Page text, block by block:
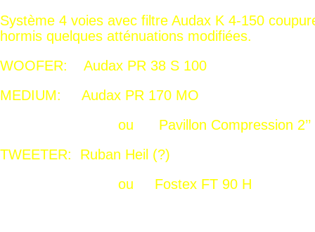
Système 4 voies avec filtre Audax K 4-150
hormis quelques atténuations modifiées.
WOOFER: Audax PR 38 S 100
MEDIUM: Audax PR 170 MO
ou Pavillon Compression 2’’
TWEETER: Ruban Heil (?)
ou Fostex FT 90 H